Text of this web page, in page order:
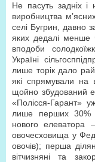
Не пасуть задніх і
виробництва
селі Бугрин, давно
яких дедалі менше
вподоби
Україні
лише торік дало
які спрямували на
щойно збудований
«Полісся-Гарант»
лише перших 30%
нового елеватора
овоче­сховища у
овочів); перша
вітчизняні та